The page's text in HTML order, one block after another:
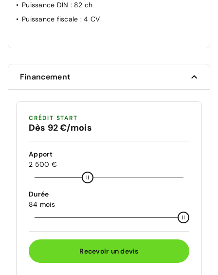
Puissance DIN : 82 ch
Puissance fiscale : 4 CV
Financement
CRÉDIT START
Dès 92 €/mois
Apport
2 500 €
Durée
84 mois
Recevoir un devis